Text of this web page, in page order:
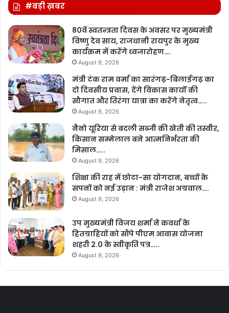
#बड़ी ख़बर
80वें स्वतन्त्रता दिवस के अवसर पर मुख्यमंत्री
विष्णु देव साय, राजधानी रायपुर के मुख्य
कार्यक्रम में करेंगे ध्वजारोहण….
August 9, 2026
मंत्री टंक राम वर्मा का सारंगढ़-बिलाईगढ़ का
दो दिवसीय प्रवास, देंगे विकास कार्यों की
सौगात और तिरंगा यात्रा का करेंगे नेतृत्व…..
August 9, 2026
नैनो यूरिया से बदली सब्जी की खेती की तस्वीर,
किसान सम्मेलाल बने आत्मनिर्भरता की
मिसाल…..
August 9, 2026
शिक्षा की राह में छोटा-सा योगदान, बच्चों के
सपनों को नई उड़ान : मंत्री राजेश अग्रवाल….
August 9, 2026
उप मुख्यमंत्री विजय शर्मा ने कवर्धा के
हितग्राहियों को सौंपे पीएम आवास योजना
शहरी 2.0 के स्वीकृति पत्र…..
August 9, 2026